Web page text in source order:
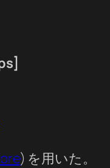
) を用いた。